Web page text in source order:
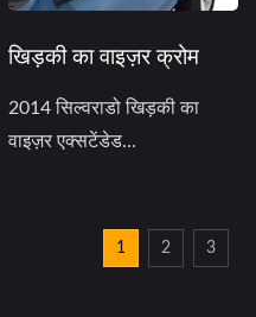
खिड़की का वाइज़र क्रोम
2014 सिल्वराडो खिड़की का
वाइज़र एक्सटेंडेड...
1 2 3